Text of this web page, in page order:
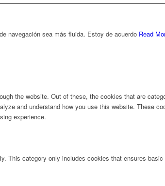
navegación sea más fluida. Estoy de acuerdo Read
the website. Out of these, the cookies that are
and understand how you use this website. These
experience.
This category only includes cookies that ensures